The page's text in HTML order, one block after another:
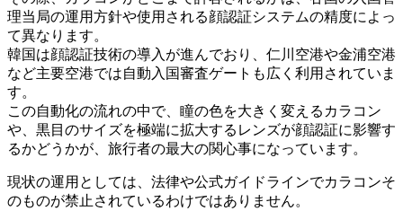
理当局の運用方針や使用される顔認証システムの精度によっ
て異なります。
韓国は顔認証技術の導入が進んでおり、仁川空港や金浦空港
など主要空港では自動入国審査ゲートも広く利用されていま
す。
この自動化の流れの中で、瞳の色を大きく変えるカラコン
や、黒目のサイズを極端に拡大するレンズが顔認証に影響す
るかどうかが、旅行者の最大の関心事になっています。
現状の運用としては、法律や公式ガイドラインでカラコンそ
のものが禁止されているわけではありません。